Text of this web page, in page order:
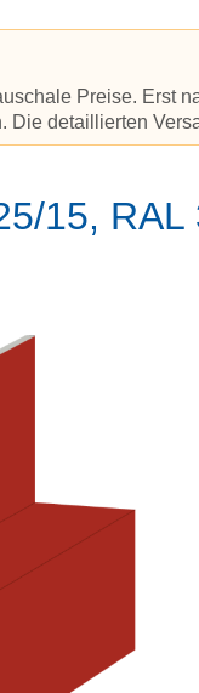
Preise. Erst
Die detaillierten
15,